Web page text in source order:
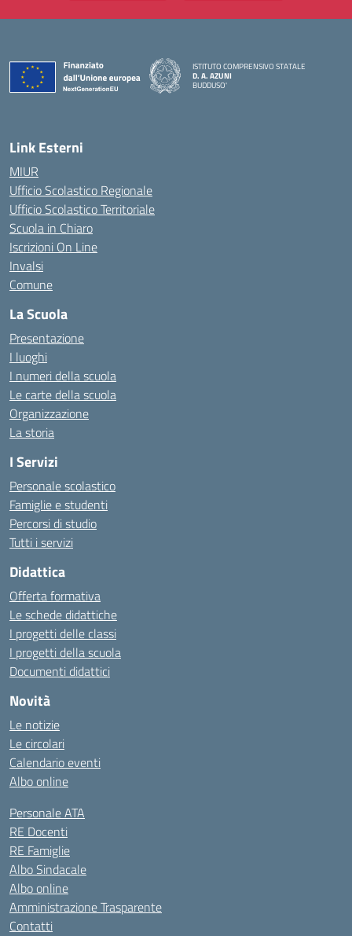
ISTITUTO COMPRENSIVO STATALE
D. A. AZUNI
BUDDUSO'
Link Esterni
MIUR
Ufficio Scolastico Regionale
Ufficio Scolastico Territoriale
Scuola in Chiaro
Iscrizioni On Line
Invalsi
Comune
La Scuola
Presentazione
I luoghi
I numeri della scuola
Le carte della scuola
Organizzazione
La storia
I Servizi
Personale scolastico
Famiglie e studenti
Percorsi di studio
Tutti i servizi
Didattica
Offerta formativa
Le schede didattiche
I progetti delle classi
I progetti della scuola
Documenti didattici
Novità
Le notizie
Le circolari
Calendario eventi
Albo online
Personale ATA
RE Docenti
RE Famiglie
Albo Sindacale
Albo online
Amministrazione Trasparente
Contatti